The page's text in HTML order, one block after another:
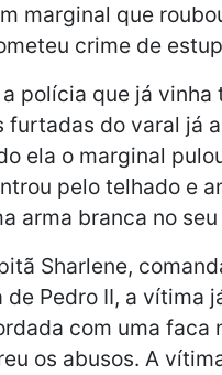
marginal que
crime de
polícia que já vinha
furtadas do varal já
ela o marginal
pelo telhado e
arma branca no
Sharlene,
de Pedro II, a vítima
com uma faca
os abusos. A